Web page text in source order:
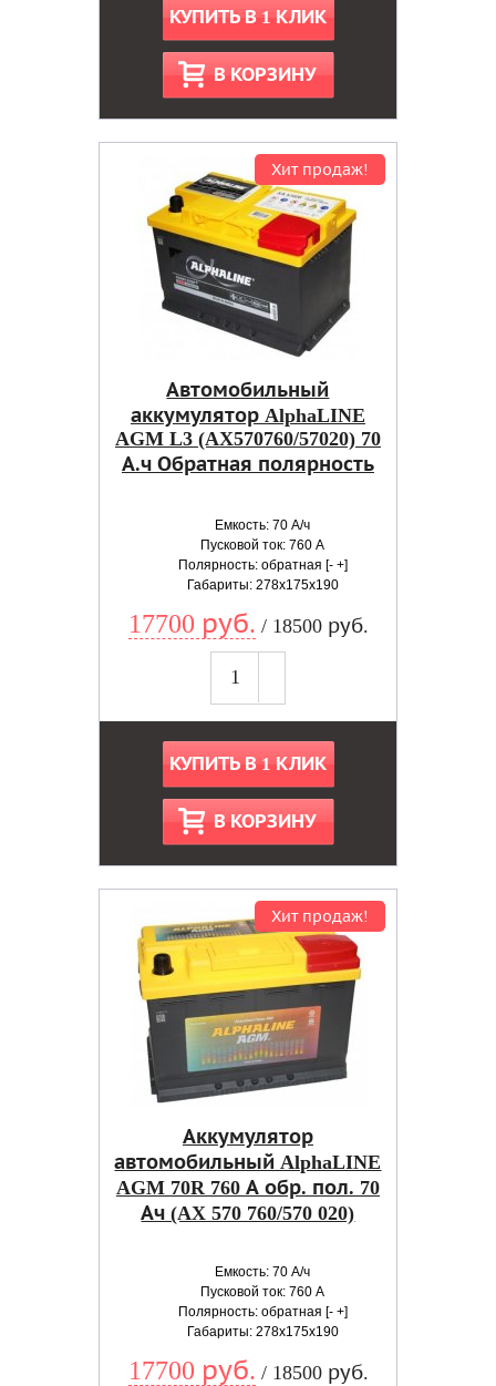
КУПИТЬ В 1 КЛИК
В КОРЗИНУ
Хит продаж!
Автомобильный
аккумулятор AlphaLINE
AGM L3 (AX570760/57020) 70
А.ч Обратная полярность
Емкость: 70 А/ч
Пусковой ток: 760 А
Полярность: обратная [- +]
Габариты: 278x175x190
17700 руб. / 18500 руб.
КУПИТЬ В 1 КЛИК
В КОРЗИНУ
Хит продаж!
Аккумулятор
автомобильный AlphaLINE
AGM 70R 760 А обр. пол. 70
Ач (AX 570 760/570 020)
Емкость: 70 А/ч
Пусковой ток: 760 А
Полярность: обратная [- +]
Габариты: 278x175x190
17700 руб. / 18500 руб.